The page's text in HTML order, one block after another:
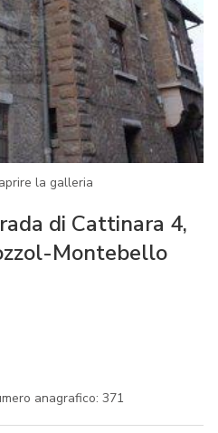
la galleria
di Cattinara 4,
Montebello
anagrafico: 371